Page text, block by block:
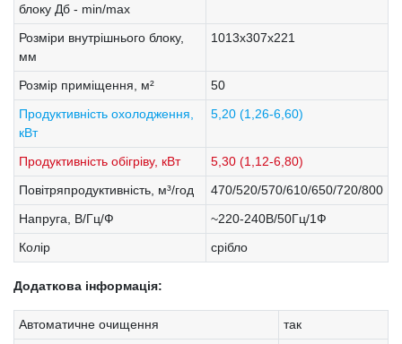
блоку Дб - min/max
Розміри внутрішнього блоку,
мм
1013х307х221
Розмір приміщення, м²
50
Продуктивність охолодження,
кВт
5,20 (1,26-6,60)
Продуктивність обігріву, кВт
5,30 (1,12-6,80)
Повітряпродуктивність, м³/год
470/520/570/610/650/720/800
Напруга, В/Гц/Ф
~220-240В/50Гц/1Ф
Колір
срібло
Додаткова інформація:
Автоматичне очищення
так